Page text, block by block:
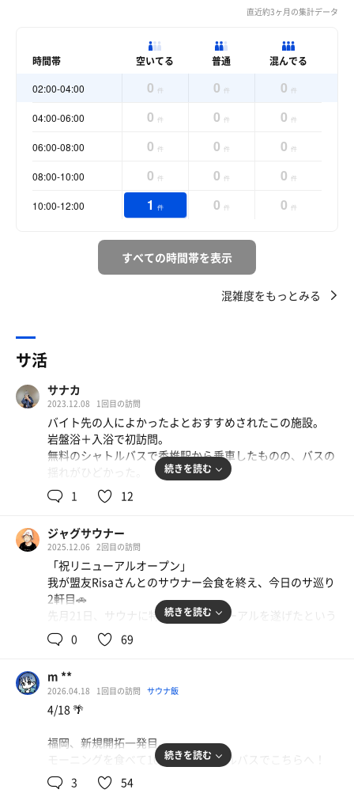
直近約3ヶ月の集計データ
時間帯 空いてる 普通 混んでる
02:00-04:00 0 件 0 件 0 件
04:00-06:00 0 件 0 件 0 件
06:00-08:00 0 件 0 件 0 件
08:00-10:00 0 件 0 件 0 件
10:00-12:00 1 件 0 件 0 件
すべての時間帯を表示
混雑度をもっとみる
サ活
サナカ
2023.12.08 1回目の訪問
バイト先の人によかったよとおすすめされたこの施設。
岩盤浴＋入浴で初訪問。
無料のシャトルバスで香椎駅から乗車したものの、バスの
揺れがひどかった。
施設に入る前に小腹がすいていたので(11時半頃着)、近く
シャレな店内と美味しすぎたチーズケーキ、レモンケーキ
に癒された😌💭
さあ、いざ照葉スパリゾートへ！
ここのスタッフさんは基本的に塩対応気味でした🧂
システムも電子化してるからかも？
館内着に着替えたら岩盤浴へ。
岩盤浴は浴内で漫画が読めるところがひとつしかなく、あ
とは漫画もケータイも持ち込み不可！休憩スペースはすご
く広かったものの、ドリンクコーナーなどはなかった。
全岩盤浴を回った上での個人的おすすめは、プラネタリウ
ムみたいな岩盤浴(名前忘れた。確か汗なんたら？)温度も
程よく、寝転がった感じも体にフィットしてちょうどよか
漫画は幽遊白書読んでた。
続きを読む
1 12
ジャグサウナー
2025.12.06 2回目の訪問
「祝リニューアルオープン」
我が盟友Risaさんとのサウナー会食を終え、今日のサ巡り
2軒目🚗
先月21日、サウナに特化したリニューアルを遂げたという
情報をキャッチ🤩
リニューアルをお祝いし、早速体験したいと思い、こちら
まずはこちらも九州ジモサウナデー2025参加施設というこ
とで、ポスターを撮影📷️
そして受付にてご挨拶🙏
㊗️🎉と申し上げ、3年半と長いことご無沙汰してしまった
謝罪を申し上げました🙇
ご挨拶を2階の浴場ヘ🤗
続きを読む
0 69
m **
2026.04.18 1回目の訪問 サウナ飯
4/18 🌴
福岡、新規開拓一発目。
モーニングを食べて10時台のシャトルバスでこちらへ！
もう大満足すぎました。
家の近くからバスが出てるから、今後行きつけになる予感
続きを読む
3 54